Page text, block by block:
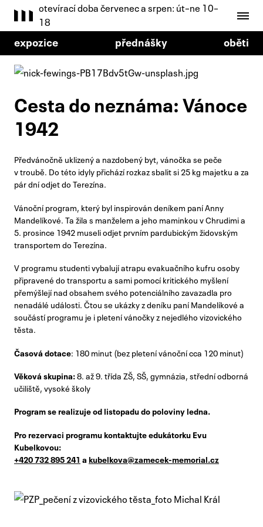
otevírací doba červenec a srpen: út–ne 10–
18
expozice přednášky oběti
Cesta do neznáma: Vánoce
1942
Předvánočně uklizený a nazdobený byt, vánočka se peče
v troubě. Do této idyly přichází rozkaz sbalit si 25 kg majetku a za
pár dní odjet do Terezína.
Vánoční program, který byl inspirován deníkem paní Anny
Mandelíkové. Ta žila s manželem a jeho maminkou v Chrudimi a
5. prosince 1942 museli odjet prvním pardubickým židovským
transportem do Terezína.
V programu studenti vybalují atrapu evakuačního kufru osoby
připravené do transportu a sami pomocí kritického myšlení
přemýšlejí nad obsahem svého potenciálního zavazadla pro
nenadálé události. Čtou se ukázky z deníku paní Mandelíkové a
součástí programu je i pletení vánočky z nejedlého vizovického
těsta.
Časová dotace: 180 minut (bez pletení vánoční cca 120 minut)
Věková skupina:8. až 9. třída ZŠ, SŠ, gymnázia, střední odborná
učiliště, vysoké školy
Program se realizuje od listopadu do poloviny ledna.
Pro rezervaci programu kontaktujte edukátorku Evu
Kubelkovou:
+420 732 895 241 a kubelkova@zamecek-memorial.cz